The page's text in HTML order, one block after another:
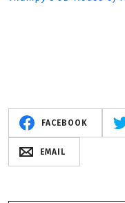
FACEBOOK
EMAIL